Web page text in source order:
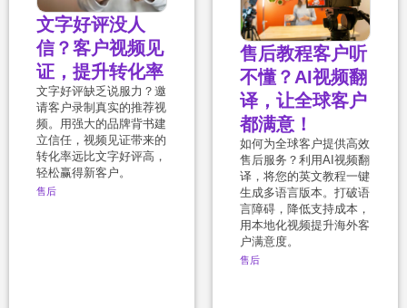
文字好评没人
信？客户视频见
证，提升转化率
文字好评缺乏说服力？邀
请客户录制真实的推荐视
频。用强大的品牌背书建
立信任，视频见证带来的
转化率远比文字好评高，
轻松赢得新客户。
售后
售后教程客户听
不懂？AI视频翻
译，让全球客户
都满意！
如何为全球客户提供高效
售后服务？利用AI视频翻
译，将您的英文教程一键
生成多语言版本。打破语
言障碍，降低支持成本，
用本地化视频提升海外客
户满意度。
售后